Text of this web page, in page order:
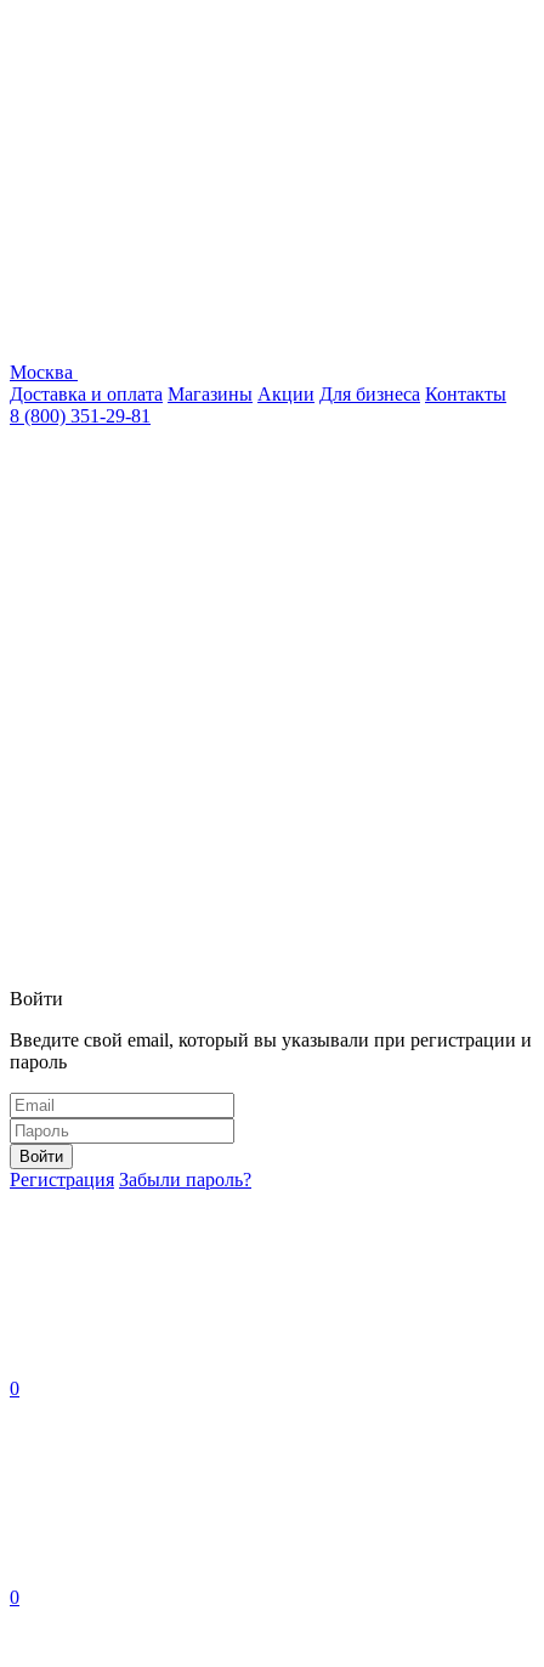
Москва
Доставка и оплата Магазины Акции Для бизнеса Контакты
8 (800) 351-29-81
Войти
Введите свой email, который вы указывали при регистрации и
пароль
Войти
Регистрация Забыли пароль?
0
0